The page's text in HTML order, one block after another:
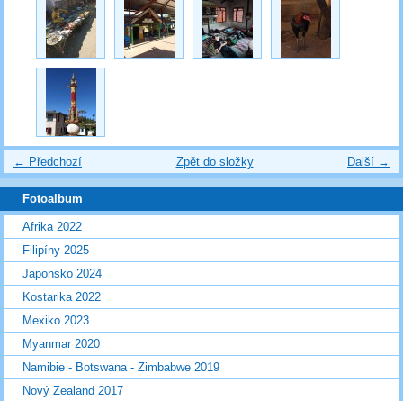
← Předchozí Další →
Zpět do složky
Fotoalbum
Afrika 2022
Filipíny 2025
Japonsko 2024
Kostarika 2022
Mexiko 2023
Myanmar 2020
Namibie - Botswana - Zimbabwe 2019
Nový Zealand 2017